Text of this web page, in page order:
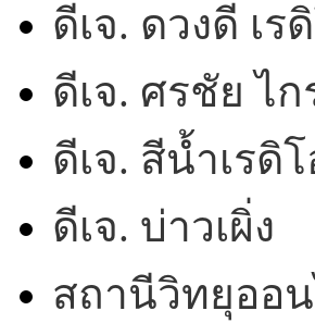
ดีเจ. ดวงดี เร
ดีเจ. ศรชัย ไ
ดีเจ. สีน้ำเรดิโ
ดีเจ. บ่าวเผิ่ง
สถานีวิทยุออ